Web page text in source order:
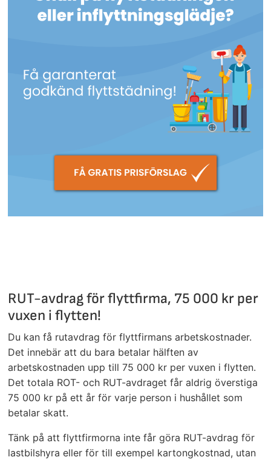
RUT-avdrag för flyttfirma, 75 000 kr per
vuxen i flytten!
Du kan få rutavdrag för flyttfirmans arbetskostnader.
Det innebär att du bara betalar hälften av
arbetskostnaden upp till 75 000 kr per vuxen i flytten.
Det totala ROT- och RUT-avdraget får aldrig överstiga
75 000 kr på ett år för varje person i hushållet som
betalar skatt.
Tänk på att flyttfirmorna inte får göra RUT-avdrag för
lastbilshyra eller för till exempel kartongkostnad, utan